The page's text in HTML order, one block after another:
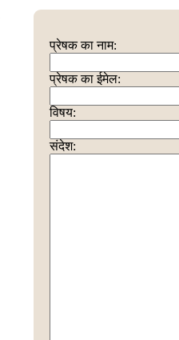
प्रेषक का नाम:
प्रेषक का ईमेल:
विषय:
संदेश: